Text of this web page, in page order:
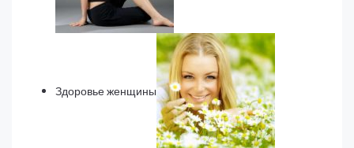
Здоровье женщины